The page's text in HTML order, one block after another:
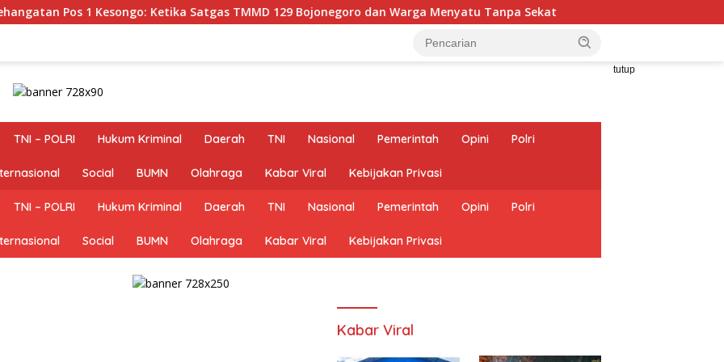
Ketika Satgas TMMD 129 Bojonegoro dan Warga Menyatu Tanpa Sekat Menyemai Benih-Benih Kecerdasan:
tutup
TNI – POLRI Hukum Kriminal Daerah TNI Nasional Pemerintah Opini Polri
Social BUMN Olahraga Kabar Viral Kebijakan Privasi
TNI – POLRI Hukum Kriminal Daerah TNI Nasional Pemerintah Opini Polri
Social BUMN Olahraga Kabar Viral Kebijakan Privasi
Kabar Viral